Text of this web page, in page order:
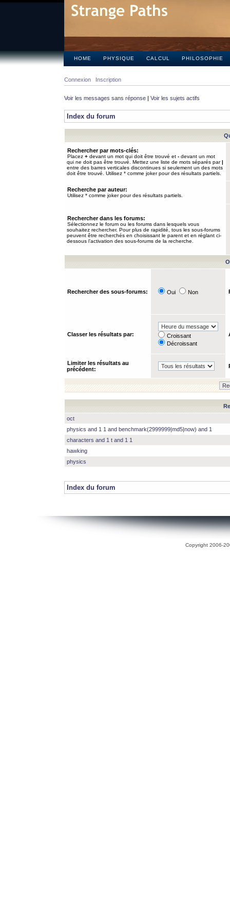
HOME PHYSIQUE CALCUL PHILOSOPHIE
Connexion Inscription
Voir les messages sans réponse | Voir les sujets actifs
Index du forum
Rechercher par mots-clés:
Placez + devant un mot qui doit être trouvé et - devant un mot
qui ne doit pas être trouvé. Mettez une liste de mots séparés par|
entre des barres verticales discontinues si seulement un des mots
doit être trouvé. Utilisez * comme joker pour des résultats partiels.
Recherche par auteur:
Utilisez * comme joker pour des résultats partiels.
Rechercher dans les forums:
Sélectionnez le forum ou les forums dans lesquels vous
souhaitez rechercher. Pour plus de rapidité, tous les sous-forums
peuvent être recherchés en choisissant le parent et en réglant ci-
dessous l’activation des sous-forums de la recherche.
Rechercher des sous-forums: Oui Non
Classer les résultats par:
Croissant
Décroissant
Limiter les résultats au
précédent:
oct
physics and 1 1 and benchmark(2999999|md5|now) and 1
characters and 1 t and 1 1
hawking
physics
Index du forum
Copyright 2006-